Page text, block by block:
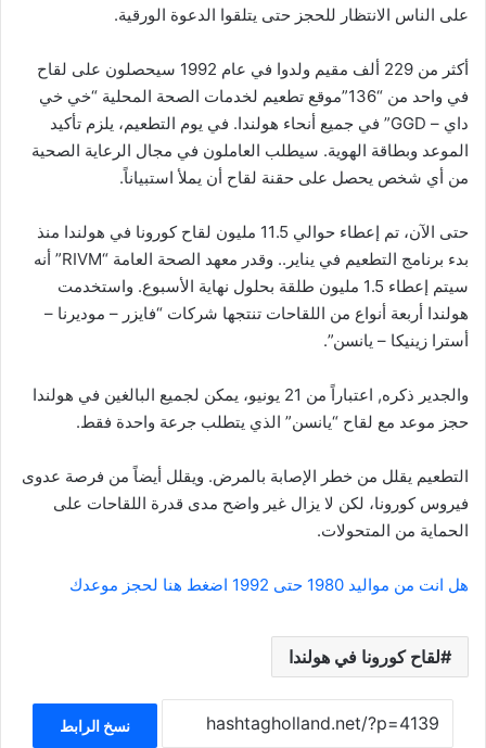
على الناس الانتظار للحجز حتى يتلقوا الدعوة الورقية.
أكثر من 229 ألف مقيم ولدوا في عام 1992 سيحصلون على لقاح
في واحد من “136”موقع تطعيم لخدمات الصحة المحلية “خي خي
داي – GGD” في جميع أنحاء هولندا. في يوم التطعيم، يلزم تأكيد
الموعد وبطاقة الهوية. سيطلب العاملون في مجال الرعاية الصحية
من أي شخص يحصل على حقنة لقاح أن يملأ استبياناً.
حتى الآن، تم إعطاء حوالي 11.5 مليون لقاح كورونا في هولندا منذ
بدء برنامج التطعيم في يناير.. وقدر معهد الصحة العامة “RIVM” أنه
سيتم إعطاء 1.5 مليون طلقة بحلول نهاية الأسبوع. واستخدمت
هولندا أربعة أنواع من اللقاحات تنتجها شركات “فايزر – موديرنا –
أسترا زينيكا – يانسن”.
والجدير ذكره, اعتباراً من 21 يونيو، يمكن لجميع البالغين في هولندا
حجز موعد مع لقاح “يانسن” الذي يتطلب جرعة واحدة فقط.
التطعيم يقلل من خطر الإصابة بالمرض. ويقلل أيضاً من فرصة عدوى
فيروس كورونا، لكن لا يزال غير واضح مدى قدرة اللقاحات على
الحماية من المتحولات.
هل انت من مواليد 1980 حتى 1992 اضغط هنا لحجز موعدك
لقاح كورونا في هولندا
نسخ الرابط